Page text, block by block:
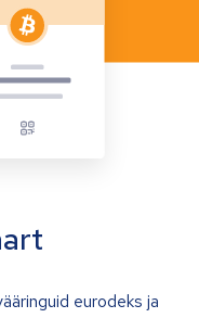
eurodeks ja